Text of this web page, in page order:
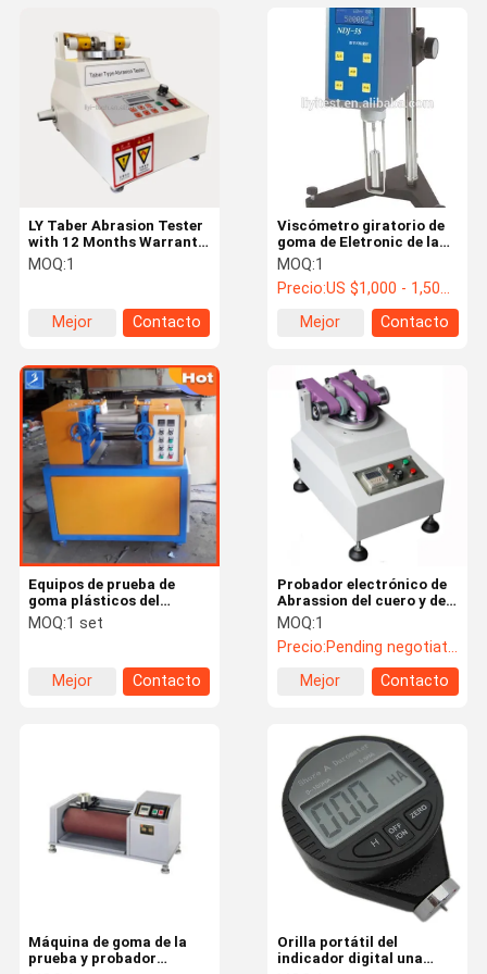
Acerca De
Viscómetro giratorio de
goma de Eletronic de la
máquina de prueba de la
alta exactitud
MOQ:1
Precio:US $1,000 - 1,500 / Set
Mejor
Contacto
LY Taber Abrasion Tester
with 12 Months Warranty
ASTM
D4060/D4157/D1044
250g-1000g for Fabric
Abrasion Testing
MOQ:1
Mejor
Contacto
Probador electrónico de
Abrassion del cuero y de
los zapatos/máquina de
prueba de la abrasión de
Taber
MOQ:1
Precio:Pending negotiation
Mejor
Contacto
Equipos de prueba de
goma plásticos del
laboratorio, calibración
automática de goma de la
MOQ:1 set
Mejor
Contacto
Orilla portátil del
indicador digital una
Máquina de goma de la
prueba y probador